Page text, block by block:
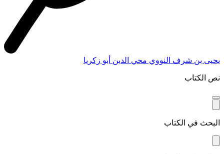
يحيى بن شرف النووي محي الدين أبو زكريا
نص الكتاب
البحث في الكتاب